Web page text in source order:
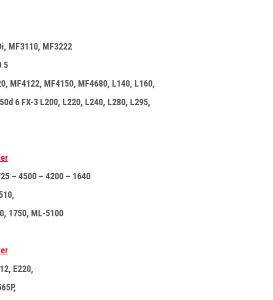
MF3110, MF3222
5
MF4122, MF4150, MF4680, L140, L160,
6 FX-3 L200, L220, L240, L280, L295,
– 4500 – 4200 – 1640
1750, ML-5100
E220,